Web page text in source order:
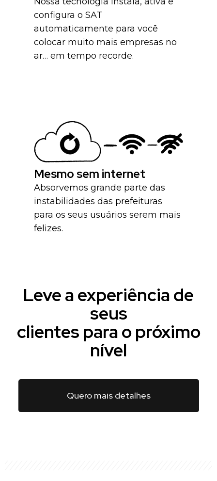
configura o SAT
automaticamente para você
colocar muito mais empresas no
ar… em tempo recorde.
Mesmo sem internet
Absorvemos grande parte das
instabilidades das prefeituras
para os seus usuários serem mais
felizes.
Leve a experiência de
seus
clientes para o próximo
nível
Quero mais detalhes